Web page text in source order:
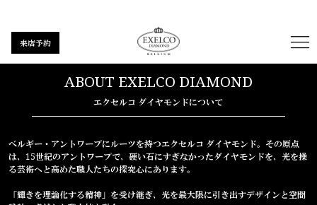
ABOUT EXELCO DIAMOND
エクセルコ ダイヤモンドについて
ベルギー・アントワープにルーツを持つエクセルコ ダイヤモンド。 その原点
は、15世紀のアントワープで、硬い石にすぎなかったダイヤモンドを、光を操
る芸術へと高めた職人たちの探究心にあります。
「輝きを理論化する精神」を受け継ぎ、光を最大限に引き出すデザインと空間
来店予約